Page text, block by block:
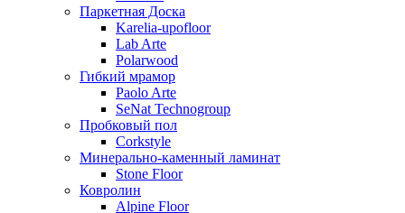
Паркетная Доска
Karelia-upofloor
Lab Arte
Polarwood
Гибкий мрамор
Paolo Arte
SeNat Technogroup
Пробковый пол
Corkstyle
Минерально-каменный ламинат
Stone Floor
Ковролин
Alpine Floor